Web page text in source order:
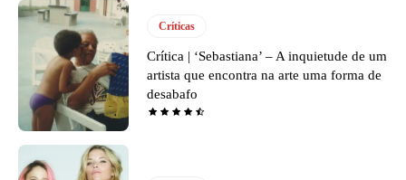
Críticas
Crítica | ‘Sebastiana’ – A inquietude de um
artista que encontra na arte uma forma de
desabafo